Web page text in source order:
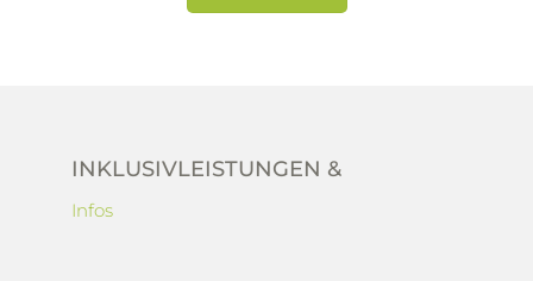
INKLUSIVLEISTUNGEN &
Infos